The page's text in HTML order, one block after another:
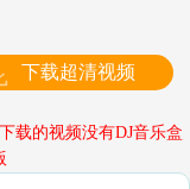
下载超清视频
载的视频没有DJ音乐盒